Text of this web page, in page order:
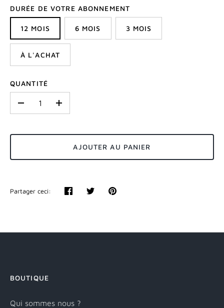
DURÉE DE VOTRE ABONNEMENT
12 MOIS 6 MOIS 3 MOIS
À L'ACHAT
QUANTITÉ
+
AJOUTER AU PANIER
Partager ceci:
PartagerTweeterÉpingler
BOUTIQUE
Qui sommes nous ?